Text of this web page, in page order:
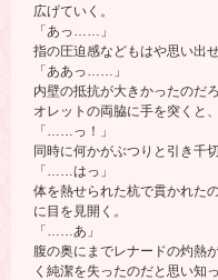
広げていく。
「あっ……」
指の圧迫感などもはや思い出
「ああっ……」
内壁の抵抗が大きかったのだ
オレットの両脇に手を突くと
「……っ！」
同時に何かがぶつりと引き千
「……はっ」
体を熱せられた杭で貫かれ
に目を見開く。
「……あ」
腹の奥にまでレナードの灼熱
く純潔を失ったのだと思い知っ